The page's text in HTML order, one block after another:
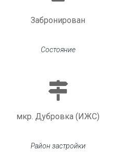
Забронирован
Состояние
мкр. Дубровка (ИЖС)
Район застройки